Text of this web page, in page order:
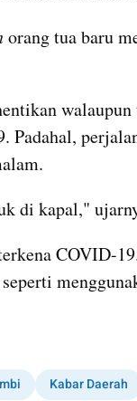
orang tua baru
walaupun
Padahal,
di kapal,"
COVID-
Kabar Daerah